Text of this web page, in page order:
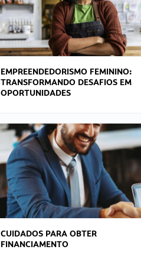
EMPREENDEDORISMO FEMININO:
TRANSFORMANDO DESAFIOS EM
OPORTUNIDADES
CUIDADOS PARA OBTER
FINANCIAMENTO